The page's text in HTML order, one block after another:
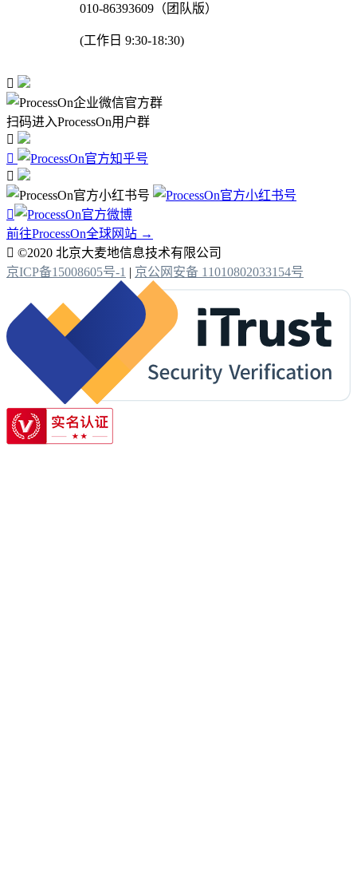
010-86393609（团队版）
(工作日 9:30-18:30)

扫码进入ProcessOn用户群




前往ProcessOn全球网站 →
 ©2020 北京大麦地信息技术有限公司
京ICP备15008605号-1 | 京公网安备 11010802033154号